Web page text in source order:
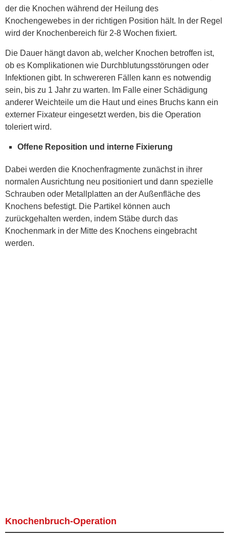
der die Knochen während der Heilung des
Knochengewebes in der richtigen Position hält. In der Regel
wird der Knochenbereich für 2-8 Wochen fixiert.
Die Dauer hängt davon ab, welcher Knochen betroffen ist,
ob es Komplikationen wie Durchblutungsstörungen oder
Infektionen gibt. In schwereren Fällen kann es notwendig
sein, bis zu 1 Jahr zu warten. Im Falle einer Schädigung
anderer Weichteile um die Haut und eines Bruchs kann ein
externer Fixateur eingesetzt werden, bis die Operation
toleriert wird.
Offene Reposition und interne Fixierung
Dabei werden die Knochenfragmente zunächst in ihrer
normalen Ausrichtung neu positioniert und dann spezielle
Schrauben oder Metallplatten an der Außenfläche des
Knochens befestigt. Die Partikel können auch
zurückgehalten werden, indem Stäbe durch das
Knochenmark in der Mitte des Knochens eingebracht
werden.
Knochenbruch-Operation